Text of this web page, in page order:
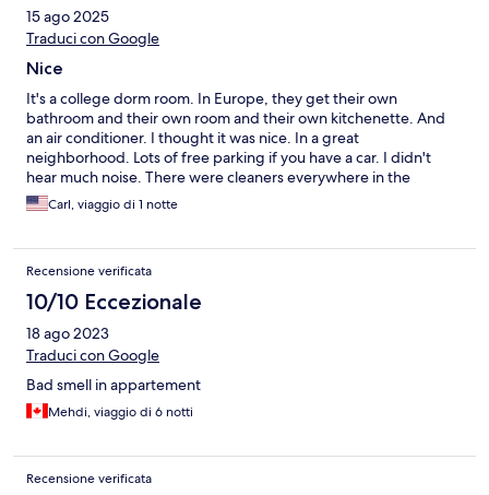
15 ago 2025
Traduci con Google
Nice
It's a college dorm room. In Europe, they get their own
bathroom and their own room and their own kitchenette. And
an air conditioner. I thought it was nice. In a great
neighborhood. Lots of free parking if you have a car. I didn't
hear much noise. There were cleaners everywhere in the
morning. I liked it
Carl, viaggio di 1 notte
Recensione verificata
10/10 Eccezionale
18 ago 2023
Traduci con Google
Bad smell in appartement
Mehdi, viaggio di 6 notti
Recensione verificata